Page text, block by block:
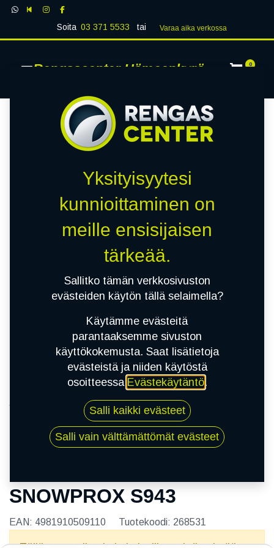
Soita 03 371 5533 tai Varaa aika verk​​​​ossa
Rengascenter Hämeenkyrö 0
175/60R16 82H TOYO SNOWPROX S943
SNOWPROX S943
EAN: 4981910509110 Tuotekoodi: 268531
Yksityisyytesi
kunnioittaminen on
meille ensisijaisen
tärkeää.
Sallitko tämän verkkosivuston
evästeiden käytön tällä selaimella?
Käytämme evästeitä
parantaaksemme sivuston
käyttökokemusta. Saat lisätietoja
evästeistä ja niiden käytöstä
osoitteessa Evästekäytäntö.
Salli kaikki evästeet
Salli vain välttämättömät evästeet